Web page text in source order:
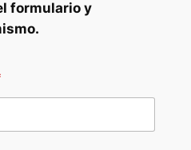
formulario y